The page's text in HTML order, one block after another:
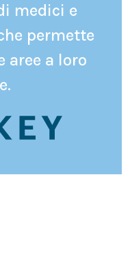
medici e
permette
aree a loro